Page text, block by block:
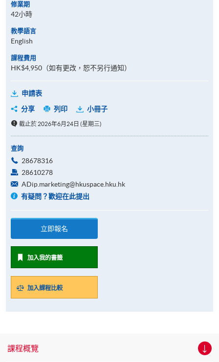
修業期
42小時
教學語言
English
課程費用
HK$4,950（如有更改，恕不另行通知）
申請表
分享
列印 小冊子
截止於 2026年6月24日 (星期三)
查詢
28678316
28610278
ADip.marketing@hkuspace.hku.hk
有疑問？歡迎在此提出
立即報名
加入我的書籤
加入課程比較
課程概覽